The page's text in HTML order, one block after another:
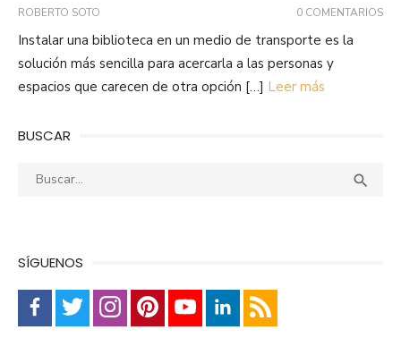
ROBERTO SOTO 0 COMENTARIOS
Instalar una biblioteca en un medio de transporte es la
solución más sencilla para acercarla a las personas y
espacios que carecen de otra opción […] Leer más
BUSCAR
Buscar: 
SÍGUENOS